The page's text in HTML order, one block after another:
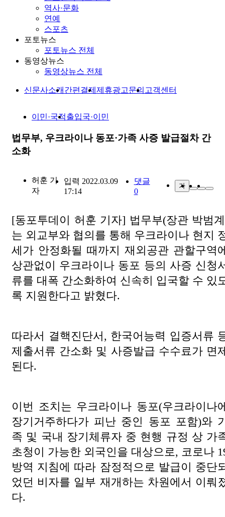
역사·문화
연예
스포츠
포토뉴스
포토뉴스 전체
동영상뉴스
동영상뉴스 전체
신문사소개 간편결제 제휴광고문의 고객센터
이민·국적출입국·이민
법무부, 우크라이나 동포·가족 사증 발급절차 간
소화
허훈 기
자
입력 2022.03.09
17:14
댓글
0
가
[동포투데이 허훈 기자] 법무부(장관 박범
는 외교부와 협의를 통해 우크라이나 현지
세가 안정화될 때까지 재외공관 관할구역
상관없이 우크라이나 동포 등의 사증 신청
류를 대폭 간소화하여 신속히 입국할 수 있
록 지원한다고 밝혔다.
따라서 결핵진단서, 한국어능력 입증서류
제출서류 간소화 및 사증발급 수수료가 면
된다.
이번 조치는 우크라이나 동포(우크라이나
장기거주하다가 피난 중인 동포 포함)와
족 및 국내 장기체류자 중 현행 규정 상 가
초청이 가능한 외국인을 대상으로, 코로나
방역 지침에 따라 잠정적으로 발급이 중단
었던 비자를 일부 재개하는 차원에서 이뤄
다.